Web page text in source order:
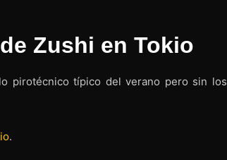
Zushi en Tokio
pirotécnico típico del verano pero sin los
.